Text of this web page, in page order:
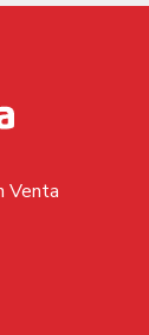
Venta